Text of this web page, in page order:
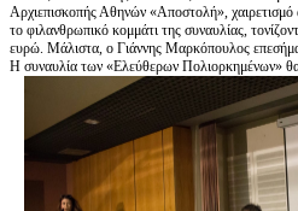
Αρχιεπισκοπής Αθηνών «Αποστολή», χαιρετισμό
το φιλανθρωπικό κομμάτι της συναυλίας,
ευρώ. Μάλιστα, ο Γιάννης Μαρκόπουλος
Η συναυλία των «Ελεύθερων Πολιορκημένων»